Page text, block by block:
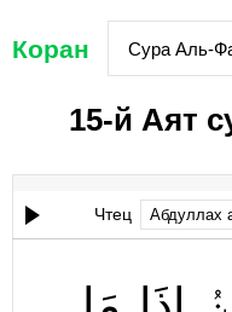
Коран Сура Аль-
15-й Аят
Чтец